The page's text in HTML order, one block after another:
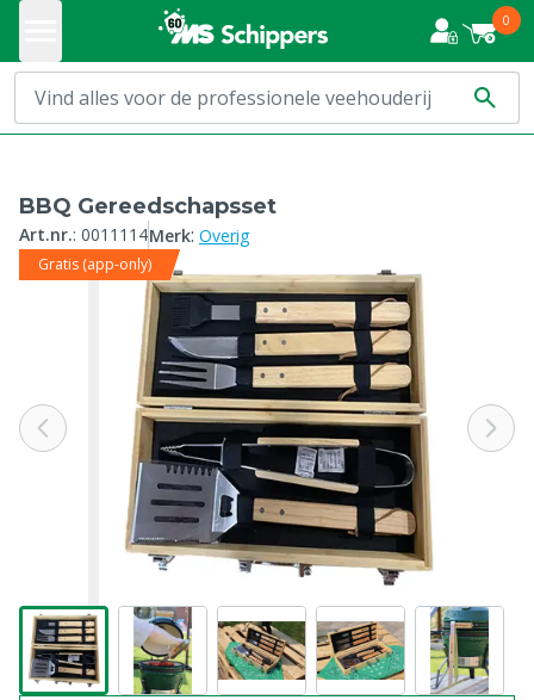
0
BBQ Gereedschapsset
Art.nr.: 0011114Merk: Overig
Gratis (app-only)